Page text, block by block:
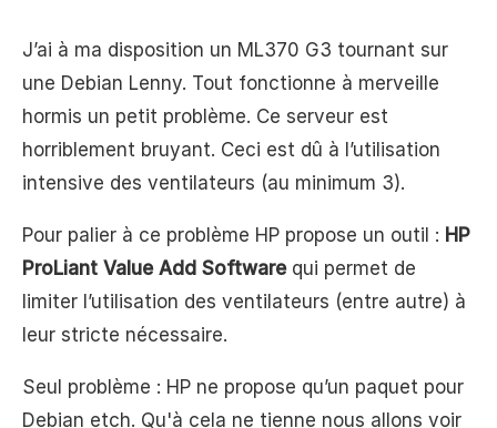
J’ai à ma disposition un ML370 G3 tournant sur
une Debian Lenny. Tout fonctionne à merveille
hormis un petit problème. Ce serveur est
horriblement bruyant. Ceci est dû à l’utilisation
intensive des ventilateurs (au minimum 3).
Pour palier à ce problème HP propose un outil : HP
ProLiant Value Add Softwarequi permet de
limiter l’utilisation des ventilateurs (entre autre) à
leur stricte nécessaire.
Seul problème : HP ne propose qu’un paquet pour
Debian etch. Qu'à cela ne tienne nous allons voir